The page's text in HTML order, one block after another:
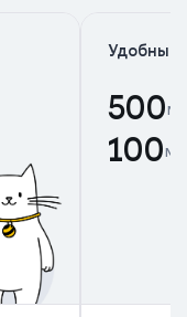
Удобный
500
100